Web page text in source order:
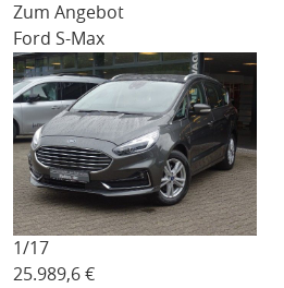
Zum Angebot
Ford S-Max
1/17
25.989,6 €